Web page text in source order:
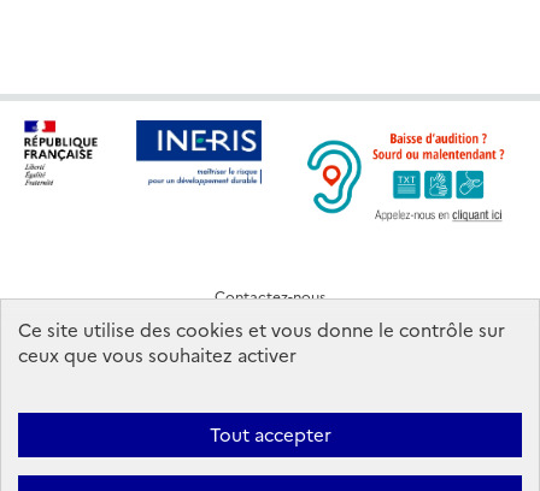
Contactez-nous
Mentions légales
CONDITIONS D'UTILISATION
Ineris 2026. Tous droits réservés.
Suivez-nous:
Ce site utilise des cookies et vous donne le contrôle sur
ceux que vous souhaitez activer
Tout accepter